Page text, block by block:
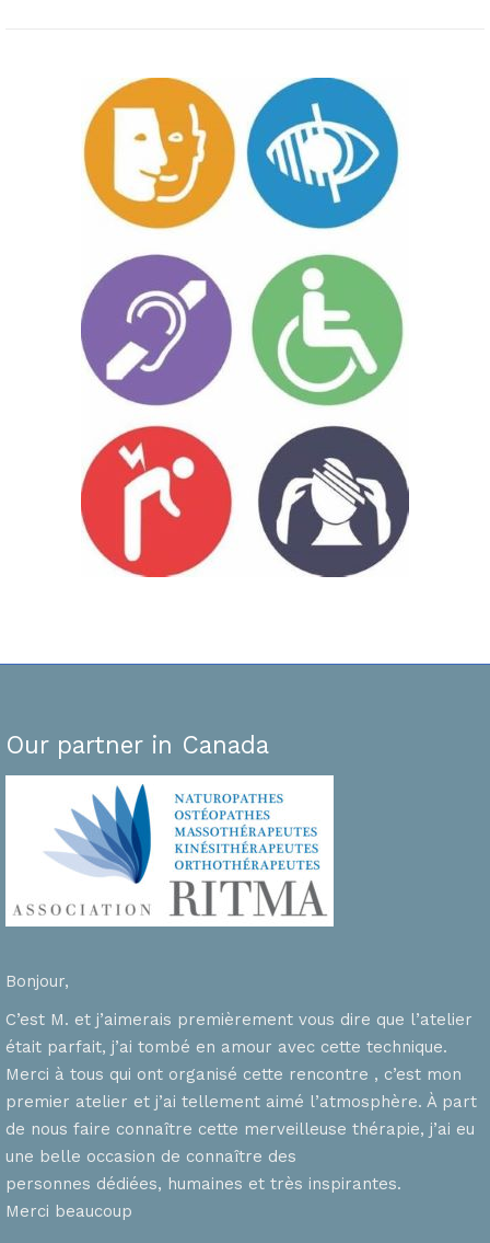
Our partner in Canada
Bonjour,
C’est M. et j’aimerais premièrement vous dire que l’atelier
était parfait, j’ai tombé en amour avec cette technique.
Merci à tous qui ont organisé cette rencontre , c’est mon
premier atelier et j’ai tellement aimé l’atmosphère. À part
de nous faire connaître cette merveilleuse thérapie, j’ai eu
une belle occasion de connaître des
personnes dédiées, humaines et très inspirantes.
Merci beaucoup